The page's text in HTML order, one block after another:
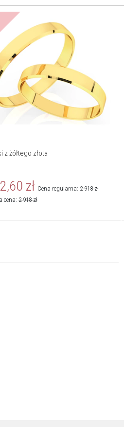
z żółtego złota
zł Cena regularna: 2 918 zł
cena: 2 918 zł